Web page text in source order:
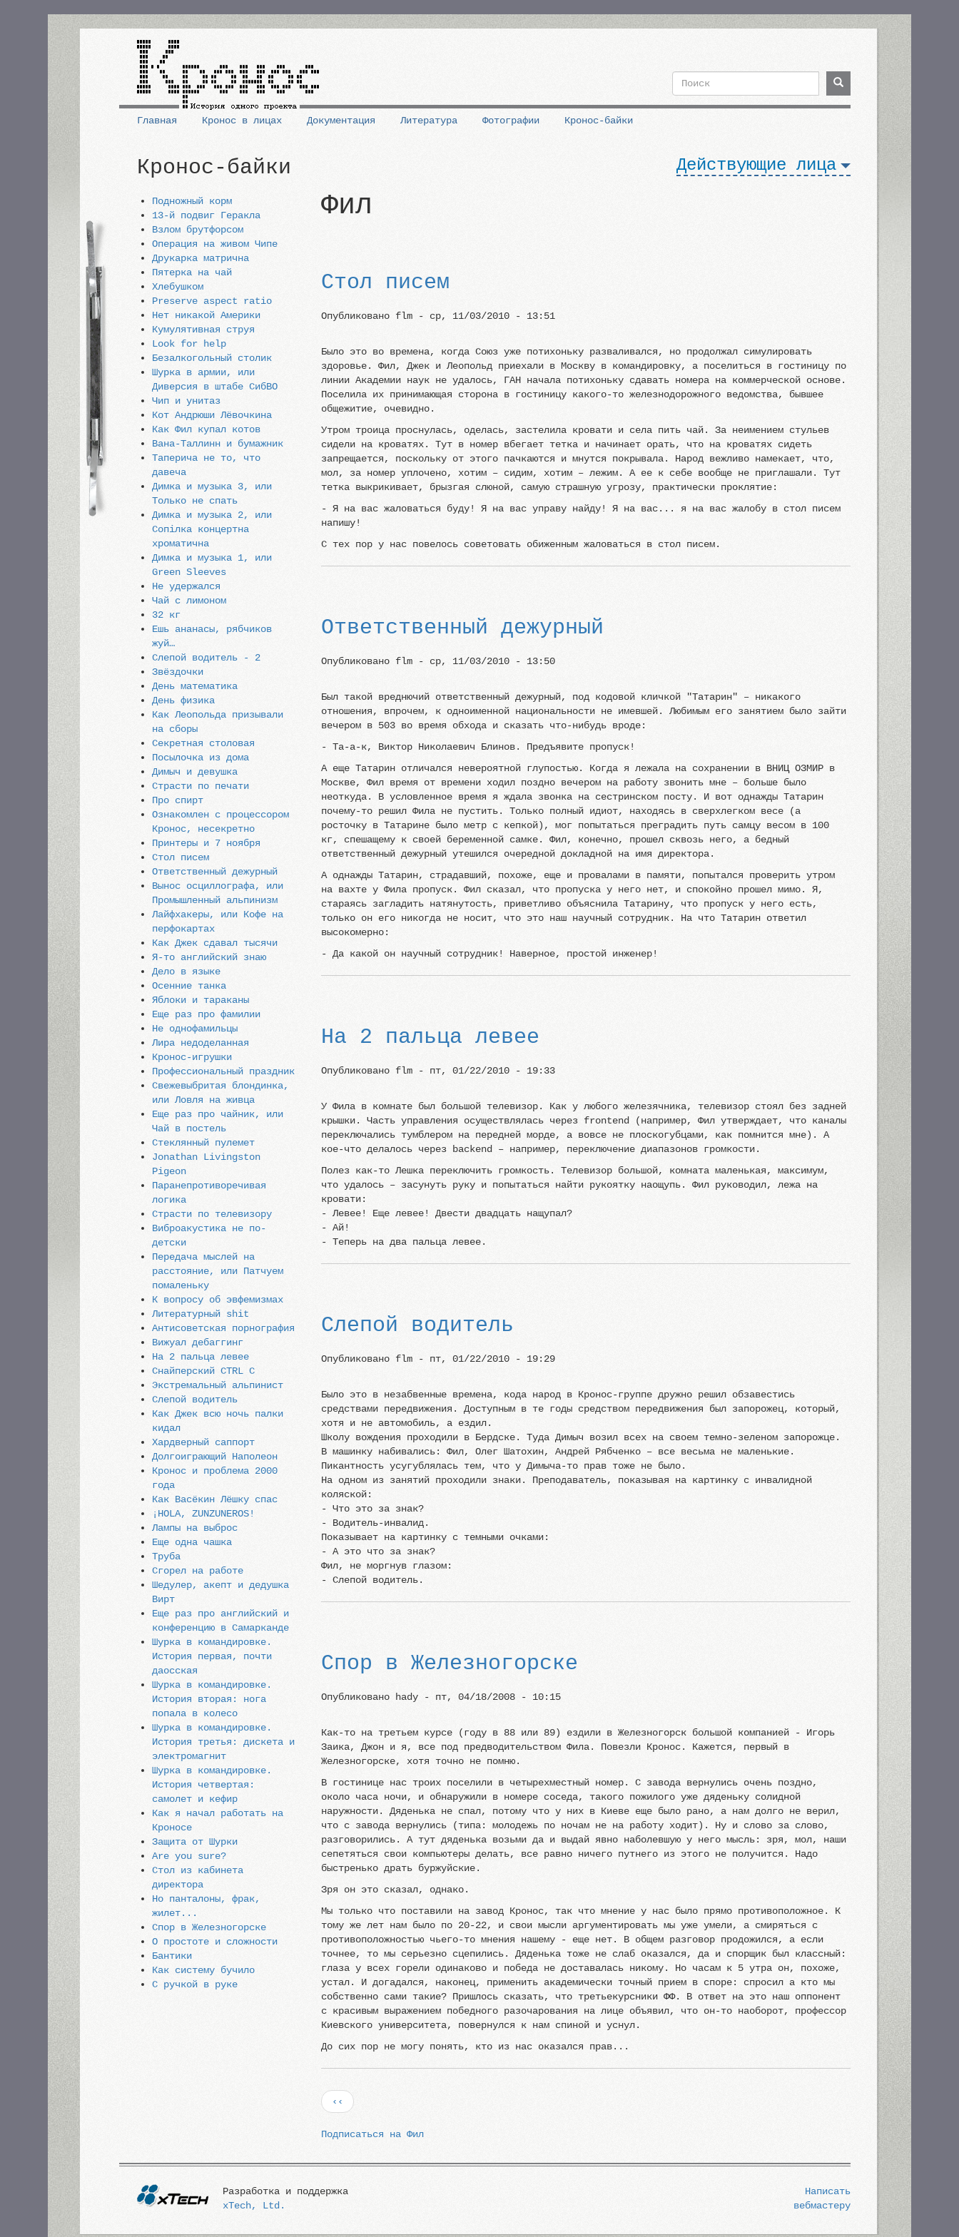
Форма
Поиск Поиск
Основная
навигация
Главная Кронос в лицах Документация Литература Фотографии Кронос-байки
Кронос-байки
Подножный корм
13-й подвиг Геракла
Взлом брутфорсом
Операция на живом Чипе
Друкарка матрична
Пятерка на чай
Хлебушком
Preserve aspect ratio
Нет никакой Америки
Кумулятивная струя
Look for help
Безалкогольный столик
Шурка в армии, или
Диверсия в штабе СибВО
Чип и унитаз
Кот Андрюши Лёвочкина
Как Фил купал котов
Вана-Таллинн и бумажник
Таперича не то, что
давеча
Димка и музыка 3, или
Только не спать
Димка и музыка 2, или
Сопiлка концертна
хроматична
Димка и музыка 1, или
Green Sleeves
Не удержался
Чай с лимоном
32 кг
Ешь ананасы, рябчиков
жуй…
Слепой водитель - 2
Звёздочки
День математика
День физика
Как Леопольда призывали
на сборы
Секретная столовая
Посылочка из дома
Димыч и девушка
Страсти по печати
Про спирт
Ознакомлен с процессором
Кронос, несекретно
Принтеры и 7 ноября
Стол писем
Ответственный дежурный
Вынос осциллографа, или
Промышленный альпинизм
Лайфхакеры, или Кофе на
перфокартах
Как Джек сдавал тысячи
Я-то английский знаю
Дело в языке
Осенние танка
Яблоки и тараканы
Еще раз про фамилии
Не однофамильцы
Лира недоделанная
Кронос-игрушки
Профессиональный праздник
Свежевыбритая блондинка,
или Ловля на живца
Еще раз про чайник, или
Чай в постель
Стеклянный пулемет
Jonathan Livingston
Pigeon
Паранепротиворечивая
логика
Страсти по телевизору
Виброакустика не по-
детски
Передача мыслей на
расстояние, или Патчуем
помаленьку
К вопросу об эвфемизмах
Литературный shit
Антисоветская порнография
Вижуал дебаггинг
На 2 пальца левее
Снайперский CTRL C
Экстремальный альпинист
Слепой водитель
Как Джек всю ночь палки
кидал
Хардверный саппорт
Долгоиграющий Наполеон
Кронос и проблема 2000
года
Как Васёкин Лёшку спас
¡HOLA, ZUNZUNEROS!
Лампы на выброс
Еще одна чашка
Труба
Сгорел на работе
Шедулер, акепт и дедушка
Вирт
Еще раз про английский и
конференцию в Самарканде
Шурка в командировке.
История первая, почти
даосская
Шурка в командировке.
История вторая: нога
попала в колесо
Шурка в командировке.
История третья: дискета и
электромагнит
Шурка в командировке.
История четвертая:
самолет и кефир
Как я начал работать на
Кроносе
Защита от Шурки
Are you sure?
Стол из кабинета
директора
Но панталоны, фрак,
жилет...
Спор в Железногорске
О простоте и сложности
Бантики
Как систему бучило
С ручкой в руке
Действующие лица
Фил
Стол писем
Опубликовано flm- ср, 11/03/2010 - 13:51
Было это во времена, когда Союз уже потихоньку разваливался, но продолжал симулировать
здоровье. Фил, Джек и Леопольд приехали в Москву в командировку, а поселиться в гостиницу по
линии Академии наук не удалось, ГАН начала потихоньку сдавать номера на коммерческой основе.
Поселила их принимающая сторона в гостиницу какого-то железнодорожного ведомства, бывшее
общежитие, очевидно.
Утром троица проснулась, оделась, застелила кровати и села пить чай. За неимением стульев
сидели на кроватях. Тут в номер вбегает тетка и начинает орать, что на кроватях сидеть
запрещается, поскольку от этого пачкаются и мнутся покрывала. Народ вежливо намекает, что,
мол, за номер уплочено, хотим – сидим, хотим – лежим. А ее к себе вообще не приглашали. Тут
тетка выкрикивает, брызгая слюной, самую страшную угрозу, практически проклятие:
- Я на вас жаловаться буду! Я на вас управу найду! Я на вас... я на вас жалобу в стол писем
напишу!
С тех пор у нас повелось советовать обиженным жаловаться в стол писем.
Ответственный дежурный
Опубликовано flm- ср, 11/03/2010 - 13:50
Был такой вреднючий ответственный дежурный, под кодовой кличкой "Татарин" – никакого
отношения, впрочем, к одноименной национальности не имевшей. Любимым его занятием было зайти
вечером в 503 во время обхода и сказать что-нибудь вроде:
- Та-а-к, Виктор Николаевич Блинов. Предъявите пропуск!
А еще Татарин отличался невероятной глупостью. Когда я лежала на сохранении в ВНИЦ ОЗМИР в
Москве, Фил время от времени ходил поздно вечером на работу звонить мне – больше было
неоткуда. В условленное время я ждала звонка на сестринском посту. И вот однажды Татарин
почему-то решил Фила не пустить. Только полный идиот, находясь в сверхлегком весе (а
росточку в Татарине было метр с кепкой), мог попытаться преградить путь самцу весом в 100
кг, спешащему к своей беременной самке. Фил, конечно, прошел сквозь него, а бедный
ответственный дежурный утешился очередной докладной на имя директора.
А однажды Татарин, страдавший, похоже, еще и провалами в памяти, попытался проверить утром
на вахте у Фила пропуск. Фил сказал, что пропуска у него нет, и спокойно прошел мимо. Я,
стараясь загладить натянутость, приветливо объяснила Татарину, что пропуск у него есть,
только он его никогда не носит, что это наш научный сотрудник. На что Татарин ответил
высокомерно:
- Да какой он научный сотрудник! Наверное, простой инженер!
На 2 пальца левее
Опубликовано flm- пт, 01/22/2010 - 19:33
У Фила в комнате был большой телевизор. Как у любого железячника, телевизор стоял без задней
крышки. Часть управления осуществлялась через frontend (например, Фил утверждает, что каналы
переключались тумблером на передней морде, а вовсе не плоскогубцами, как помнится мне). А
кое-что делалось через backend – например, переключение диапазонов громкости.
Полез как-то Лешка переключить громкость. Телевизор большой, комната маленькая, максимум,
что удалось – засунуть руку и попытаться найти рукоятку наощупь. Фил руководил, лежа на
кровати:
- Левее! Еще левее! Двести двадцать нащупал?
- Ай!
- Теперь на два пальца левее.
Слепой водитель
Опубликовано flm- пт, 01/22/2010 - 19:29
Было это в незабвенные времена, кода народ в Кронос-группе дружно решил обзавестись
средствами передвижения. Доступным в те годы средством передвижения был запорожец, который,
хотя и не автомобиль, а ездил.
Школу вождения проходили в Бердске. Туда Димыч возил всех на своем темно-зеленом запорожце.
В машинку набивались: Фил, Олег Шатохин, Андрей Рябченко – все весьма не маленькие.
Пикантность усугублялась тем, что у Димыча-то прав тоже не было.
На одном из занятий проходили знаки. Преподаватель, показывая на картинку с инвалидной
коляской:
- Что это за знак?
- Водитель-инвалид.
Показывает на картинку с темными очками:
- А это что за знак?
Фил, не моргнув глазом:
- Слепой водитель.
Спор в Железногорске
Опубликовано hady- пт, 04/18/2008 - 10:15
Как-то на третьем курсе (году в 88 или 89) ездили в Железногорск большой компанией - Игорь
Заика, Джон и я, все под предводительством Фила. Повезли Кронос. Кажется, первый в
Железногорске, хотя точно не помню.
В гостинице нас троих поселили в четырехместный номер. С завода вернулись очень поздно,
около часа ночи, и обнаружили в номере соседа, такого пожилого уже дяденьку солидной
наружности. Дяденька не спал, потому что у них в Киеве еще было рано, а нам долго не верил,
что с завода вернулись (типа: молодежь по ночам не на работу ходит). Ну и слово за слово,
разговорились. А тут дяденька возьми да и выдай явно наболевшую у него мысль: зря, мол, наши
сепетяться свои компьютеры делать, все равно ничего путнего из этого не получится. Надо
быстренько драть буржуйские.
Зря он это сказал, однако.
Мы только что поставили на завод Кронос, так что мнение у нас было прямо противоположное. К
тому же лет нам было по 20-22, и свои мысли аргументировать мы уже умели, а смиряться с
противоположностью чьего-то мнения нашему - еще нет. В общем разговор продожился, а если
точнее, то мы серьезно сцепились. Дяденька тоже не слаб оказался, да и спорщик был классный:
глаза у всех горели одинаково и победа не доставалась никому. Но часам к 5 утра он, похоже,
устал. И догадался, наконец, применить академически точный прием в споре: спросил а кто мы
собственно сами такие? Пришлось сказать, что третьекурсники ФФ. В ответ на это наш оппонент
с красивым выражением победного разочарования на лице объявил, что он-то наоборот, профессор
Киевского университета, повернулся к нам спиной и уснул.
До сих пор не могу понять, кто из нас оказался прав...
Нумерация
страниц
Предыдущая
страница
‹‹
Подписаться на Фил
Разработка и поддержка
xTech, Ltd.
Написать
вебмастеру